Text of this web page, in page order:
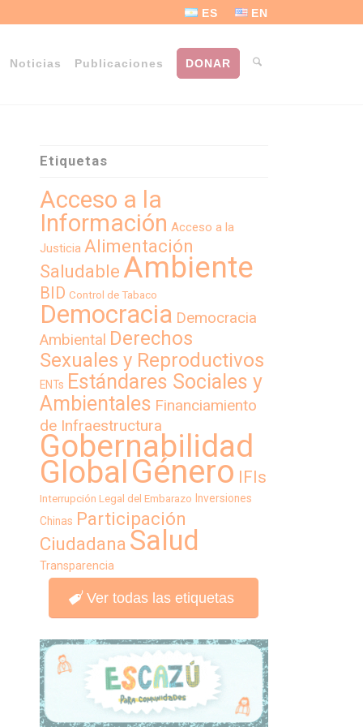
ES EN
Noticias Publicaciones DONAR
Etiquetas
Acceso a la
Información Acceso a la
Justicia Alimentación
Saludable Ambiente
BID Control de Tabaco
Democracia Democracia
Ambiental Derechos
Sexuales y Reproductivos
ENTs Estándares Sociales y
Ambientales Financiamiento
de Infraestructura
Gobernabilidad
GlobalGénero IFIs
Interrupción Legal del Embarazo Inversiones
Chinas Participación
Ciudadana Salud
Transparencia
Ver todas las etiquetas